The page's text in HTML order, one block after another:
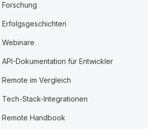
Forschung
Erfolgsgeschichten
Webinare
API-Dokumentation für Entwickler
Remote im Vergleich
Tech-Stack-Integrationen
Remote Handbook